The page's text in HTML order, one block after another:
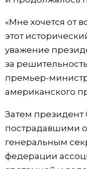
«Мне хочется от
этот
уважение
за
премьер-
американского
Затем
пострадавшими
генеральным
федерации